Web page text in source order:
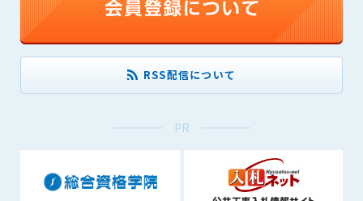
RSS配信について
PR
管理者は、会員が登録した内容が以下に該当する、またはその
恐れのあるものは、会員の承諾なく削除できるものとします。
(1) 登録されている情報が、第6条の定める禁止事項に該当する
(2) 建設資料館の運営および保守管理上、必要と判断した場合
(4) その他、管理者が不適当と判断した場合
第8条（サービスの変更・中止等）
管理者は、会員の承諾なく、本サービス内容の変更(新規追加、
廃止を含み)し、本サービスの運営を中止または廃止することが